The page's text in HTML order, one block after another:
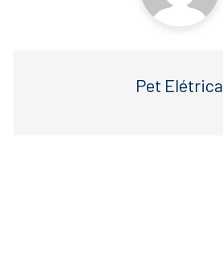
Pet Elétrica